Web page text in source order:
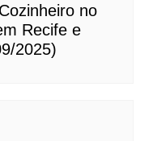
no
Recife e
2025)